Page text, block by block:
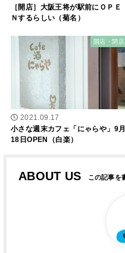
［開店］大阪王将が駅前にＯＰＥ
Ｎするらしい（菊名）
開店・閉店
2021.09.17
小さな週末カフェ「にゃらや」9月
18日OPEN（白楽）
ABOUT US